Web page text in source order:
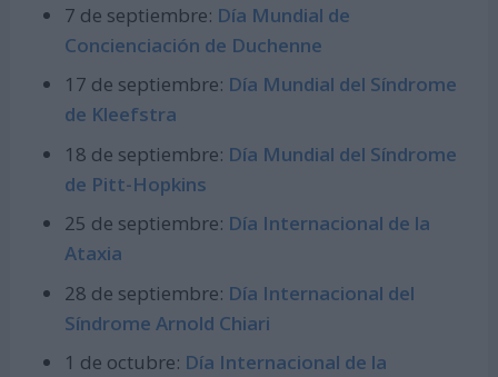
7 de septiembre: Día Mundial de
Concienciación de Duchenne
17 de septiembre: Día Mundial del Síndrome
de Kleefstra
18 de septiembre: Día Mundial del Síndrome
de Pitt-Hopkins
25 de septiembre: Día Internacional de la
Ataxia
28 de septiembre: Día Internacional del
Síndrome Arnold Chiari
1 de octubre: Día Internacional de la